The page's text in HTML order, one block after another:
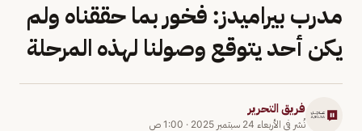
مدرب بيراميدز: فخور بما حققناه ولم
يكن أحد يتوقع وصولنا لهذه المرحلة
فريق التحرير
نُشر في الأربعاء 24 سبتمبر 2025 · 1:00 ص